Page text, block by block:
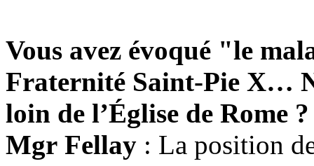
Vous avez évoqué "le
Fraternité Saint-Pie X…
loin de l’Église de Rome ?
Mgr Fellay : La position